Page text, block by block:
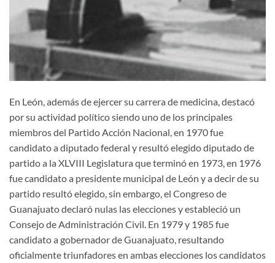
En León, además de ejercer su carrera de medicina, destacó
por su actividad político siendo uno de los principales
miembros del Partido Acción Nacional, en 1970 fue
candidato a diputado federal y resultó elegido diputado de
partido a la XLVIII Legislatura que terminó en 1973, en 1976
fue candidato a presidente municipal de León y a decir de su
partido resultó elegido, sin embargo, el Congreso de
Guanajuato declaró nulas las elecciones y estableció un
Consejo de Administración Civil. En 1979 y 1985 fue
candidato a gobernador de Guanajuato, resultando
oficialmente triunfadores en ambas elecciones los candidatos